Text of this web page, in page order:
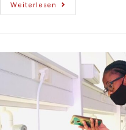
Weiterlesen